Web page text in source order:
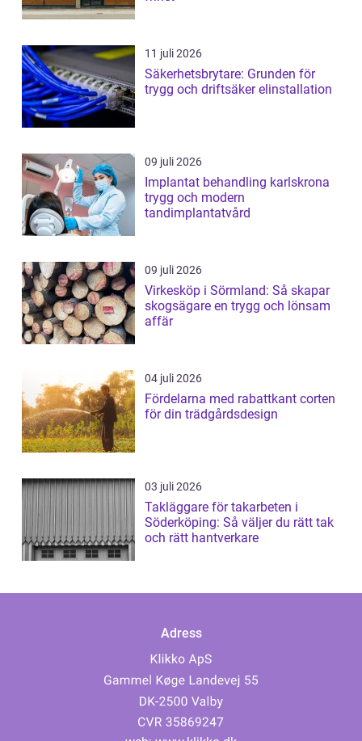
11 juli 2026
Säkerhetsbrytare: Grunden för
trygg och driftsäker elinstallation
09 juli 2026
Implantat behandling karlskrona
trygg och modern
tandimplantatvård
09 juli 2026
Virkesköp i Sörmland: Så skapar
skogsägare en trygg och lönsam
affär
04 juli 2026
Fördelarna med rabattkant corten
för din trädgårdsdesign
03 juli 2026
Takläggare för takarbeten i
Söderköping: Så väljer du rätt tak
och rätt hantverkare
Adress